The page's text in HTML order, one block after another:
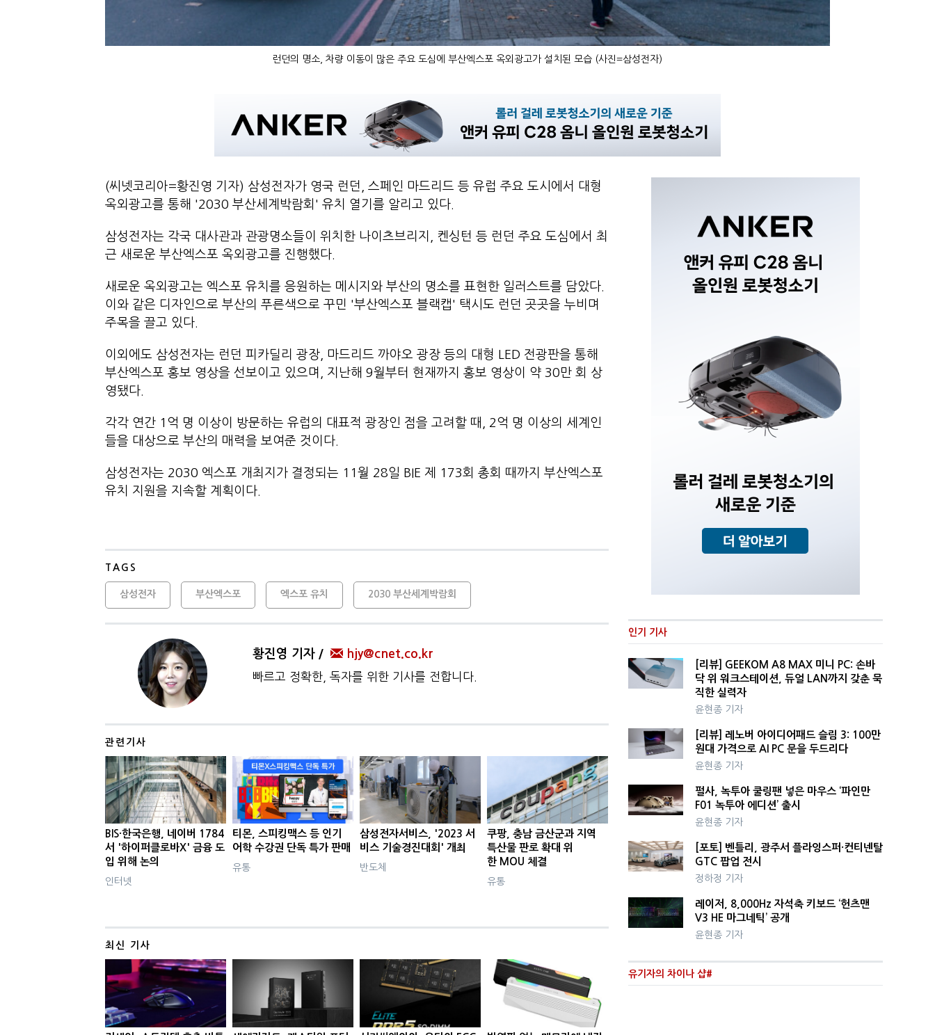
런던의 명소, 차량 이동이 많은 주요 도심에 부산엑스포 옥외광고가 설치된 모습 (사진=삼성전자)
(씨넷코리아=황진영 기자) 삼성전자가 영국 런던, 스페인 마드리드 등 유럽 주요 도시에서 대형
옥외광고를 통해 '2030 부산세계박람회' 유치 열기를 알리고 있다.
삼성전자는 각국 대사관과 관광명소들이 위치한 나이츠브리지, 켄싱턴 등 런던 주요 도심에서 최
근 새로운 부산엑스포 옥외광고를 진행했다.
새로운 옥외광고는 엑스포 유치를 응원하는 메시지와 부산의 명소를 표현한 일러스트를 담았다.
이와 같은 디자인으로 부산의 푸른색으로 꾸민 '부산엑스포 블랙캡' 택시도 런던 곳곳을 누비며
주목을 끌고 있다.
이외에도 삼성전자는 런던 피카딜리 광장, 마드리드 까야오 광장 등의 대형 LED 전광판을 통해
부산엑스포 홍보 영상을 선보이고 있으며, 지난해 9월부터 현재까지 홍보 영상이 약 30만 회 상
영됐다.
각각 연간 1억 명 이상이 방문하는 유럽의 대표적 광장인 점을 고려할 때, 2억 명 이상의 세계인
들을 대상으로 부산의 매력을 보여준 것이다.
삼성전자는 2030 엑스포 개최지가 결정되는 11월 28일 BIE 제 173회 총회 때까지 부산엑스포
유치 지원을 지속할 계획이다.
TAGS
삼성전자 부산엑스포 엑스포 유치 2030 부산세계박람회
황진영 기자 hjy@cnet.co.kr
빠르고 정확한, 독자를 위한 기사를 전합니다.
관련기사
BIS·한국은행, 네이버 1784
서 '하이퍼클로바X' 금융 도
입 위해 논의
인터넷
티몬, 스피킹맥스 등 인기
어학 수강권 단독 특가 판매
유통
삼성전자서비스, '2023 서
비스 기술경진대회' 개최
반도체
쿠팡, 충남 금산군과 지역
특산물 판로 확대 위
한 MOU 체결
유통
최신 기사
인기 기사
[리뷰] GEEKOM A8 MAX 미니 PC: 손바
닥 위 워크스테이션, 듀얼 LAN까지 갖춘 묵
직한 실력자
윤현종 기자
[리뷰] 레노버 아이디어패드 슬림 3: 100만
원대 가격으로 AI PC 문을 두드리다
윤현종 기자
펄사, 녹투아 쿨링팬 넣은 마우스 ‘파인만
F01 녹투아 에디션’ 출시
윤현종 기자
[포토] 벤틀리, 광주서 플라잉스퍼·컨티넨탈
GTC 팝업 전시
정하정 기자
레이저, 8,000Hz 자석축 키보드 ‘헌츠맨
V3 HE 마그네틱’ 공개
윤현종 기자
유기자의 차이나 샵#